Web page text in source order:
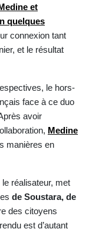
et
quelques
connexion tant
et le résultat
le hors-
face à ce duo
avoir
Medine
manières en
le réalisateur, met
de Soustara, de
des citoyens
est d’autant